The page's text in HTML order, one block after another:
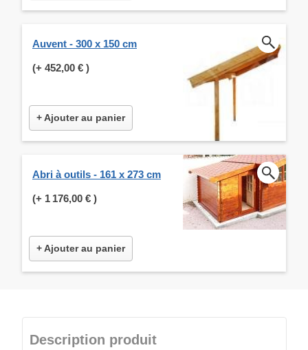
Auvent - 300 x 150 cm
(+ 452,00 € )
+ Ajouter au panier
Abri à outils - 161 x 273 cm
(+ 1 176,00 € )
+ Ajouter au panier
Description produit